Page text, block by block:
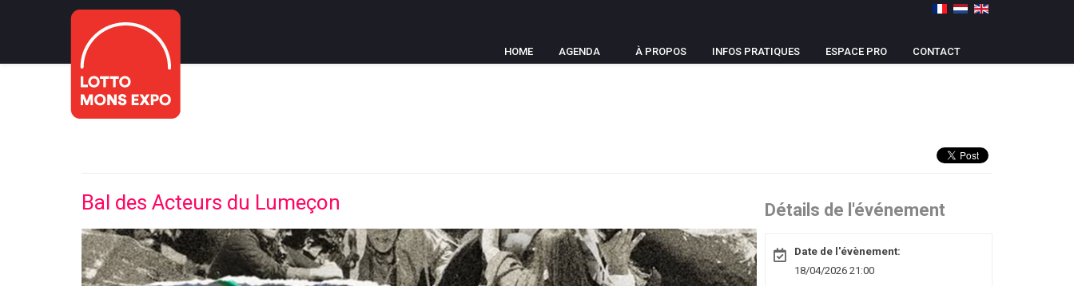
HOME AGENDA À PROPOS INFOS PRATIQUES ESPACE PRO CONTACT
Bal des Acteurs du Lumeçon Détails de l'événement
Date de l'évènement:
18/04/2026 21:00